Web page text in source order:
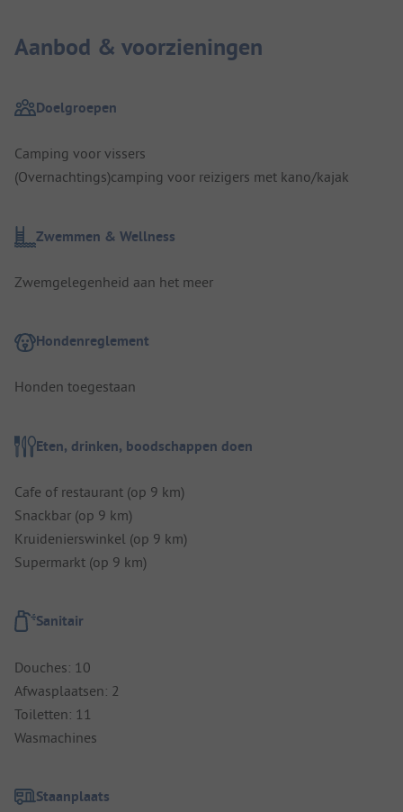
Aanbod & voorzieningen
Doelgroepen
Camping voor vissers
(Overnachtings)camping voor reizigers met kano/kajak
Zwemmen & Wellness
Zwemgelegenheid aan het meer
Hondenreglement
Honden toegestaan
Eten, drinken, boodschappen doen
Cafe of restaurant (op 9 km)
Snackbar (op 9 km)
Kruidenierswinkel (op 9 km)
Supermarkt (op 9 km)
Sanitair
Douches: 10
Afwasplaatsen: 2
Toiletten: 11
Wasmachines
Staanplaats